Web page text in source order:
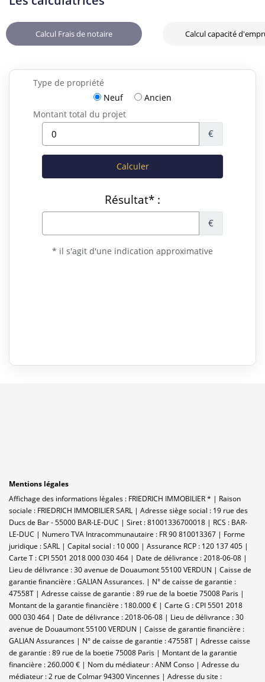
Calcul Frais de notaire Calcul capacité
Mentions légales
Affichage des informations légales : FRIEDRICH IMMOBILIER * | Raison
sociale : FRIEDRICH IMMOBILIER SARL | Adresse siège social : 19 rue des
Ducs de Bar - 55000 BAR-LE-DUC | Siret : 81001336700018 | RCS : BAR-
LE-DUC | Numero TVA Intracommunautaire : FR 90 810013367 | Forme
juridique : SARL | Capital social : 10 000 | Assurance RCP : 120 137 405 |
Carte T : CPI 5501 2018 000 030 464 | Date de délivrance : 2018-06-08 |
Lieu de délivrance : 30 avenue de Douaumont 55100 VERDUN | Caisse de
garantie financière : GALIAN Assurances. | N° de caisse de garantie :
47558T | Adresse caisse de garantie : 89 rue de la boetie 75008 Paris |
Montant de la garantie financière : 180.000 € | Carte G : CPI 5501 2018
000 030 464 | Date de délivrance : 2018-06-08 | Lieu de délivrance : 30
avenue de Douaumont 55100 VERDUN | Caisse de garantie financière :
GALIAN Assurances | N° de caisse de garantie : 47558T | Adresse caisse
de garantie : 89 rue de la boetie 75008 Paris | Montant de la garantie
financière : 260.000 € | Nom du médiateur : ANM Conso | Adresse du
médiateur : 2 rue de Colmar 94300 Vincennes | Adresse du site :